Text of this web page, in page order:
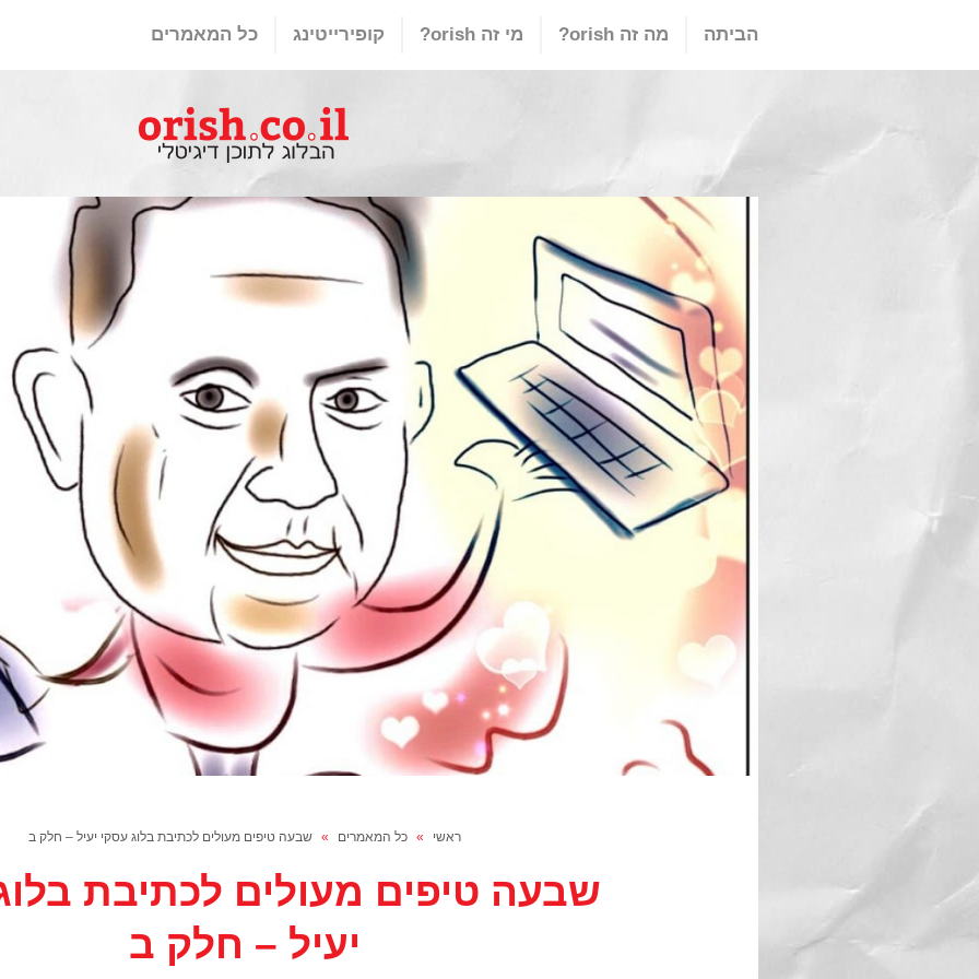
הביתה מה זה orish? מי זה orish? קופירייטינג כל המאמרים
ראשי » כל המאמרים » שבעה טיפים מעולים לכתיבת בלוג עסקי יעיל – חלק ב
שבעה טיפים מעולים לכתיבת
יעיל – חלק ב